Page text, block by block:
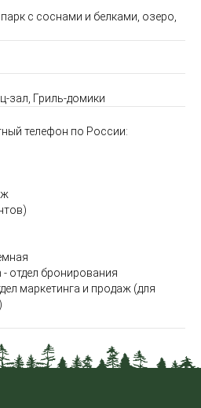
с соснами и белками, озеро,
зал, Гриль-домики
телефон по России:
отдел бронирования
маркетинга и продаж (для